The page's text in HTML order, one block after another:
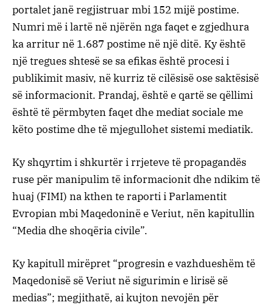
portalet janë regjistruar mbi 152 mijë postime.
Numri më i lartë në njërën nga faqet e zgjedhura
ka arritur në 1.687 postime në një ditë. Ky është
një tregues shtesë se sa efikas është procesi i
publikimit masiv, në kurriz të cilësisë ose saktësisë
së informacionit. Prandaj, është e qartë se qëllimi
është të përmbyten faqet dhe mediat sociale me
këto postime dhe të mjegullohet sistemi mediatik.
Ky shqyrtim i shkurtër i rrjeteve të propagandës
ruse për manipulim të informacionit dhe ndikim të
huaj (FIMI) na kthen te raporti i Parlamentit
Evropian mbi Maqedoninë e Veriut, nën kapitullin
“Media dhe shoqëria civile”.
Ky kapitull mirëpret “progresin e vazhdueshëm të
Maqedonisë së Veriut në sigurimin e lirisë së
medias”; megjithatë, ai kujton nevojën për